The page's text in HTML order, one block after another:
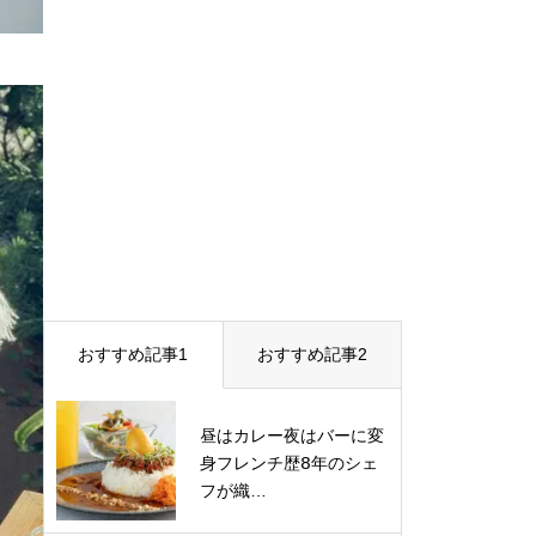
おすすめ記事1 おすすめ記事2
昼はカレー夜はバーに変
身フレンチ歴𝟪年のシェ
フが織…